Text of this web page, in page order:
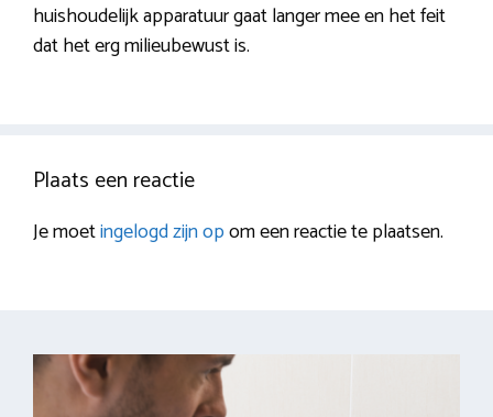
huishoudelijk apparatuur gaat langer mee en het feit
dat het erg milieubewust is.
Plaats een reactie
Je moetingelogd zijn opom een reactie te plaatsen.